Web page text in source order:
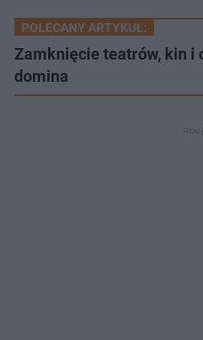
POLECANY ARTYKUŁ:
Zamknięcie teatrów, kin i
domina